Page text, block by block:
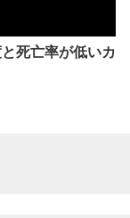
死亡率が低いカ